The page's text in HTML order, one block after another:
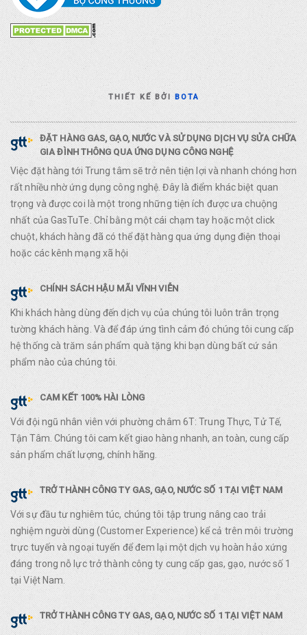
THIẾT KẾ BỞIBOTA
ĐẶT HÀNG GAS, GẠO, NƯỚC VÀ SỬ DỤNG DỊCH VỤ SỬA CHỮA
GIA ĐÌNH THÔNG QUA ỨNG DỤNG CÔNG NGHỆ
Việc đặt hàng tới Trung tâm sẽ trở nên tiện lợi và nhanh chóng hơn
rất nhiều nhờ ứng dụng công nghệ. Đây là điểm khác biệt quan
trọng và được coi là một trong những tiện ích được ưa chuộng
nhất của GasTuTe. Chỉ bằng một cái chạm tay hoặc một click
chuột, khách hàng đã có thể đặt hàng qua ứng dụng điện thoại
hoặc các kênh mạng xã hội
CHÍNH SÁCH HẬU MÃI VĨNH VIỄN
Khi khách hàng dùng đến dịch vụ của chúng tôi luôn trân trọng
tường khách hàng. Và để đáp ứng tình cảm đó chúng tôi cung cấp
hệ thống cà trăm sản phẩm quà tặng khi bạn dùng bất cứ sản
phẩm nào của chúng tôi.
CAM KẾT 100% HÀI LÒNG
Với đội ngũ nhân viên với phường châm 6T: Trung Thực, Tử Tế,
Tận Tâm. Chúng tôi cam kết giao hàng nhanh, an toàn, cung cấp
sản phẩm chất lượng, chính hãng.
TRỞ THÀNH CÔNG TY GAS, GẠO, NƯỚC SỐ 1 TẠI VIỆT NAM
Với sự đầu tư nghiêm túc, chúng tôi tập trung nâng cao trải
nghiệm người dùng (Customer Experience) kể cả trên môi trường
trực tuyến và ngoại tuyến để đem lại một dịch vụ hoàn hảo xứng
đáng trong nỗ lực trở thành công ty cung cấp gas, gạo, nước số 1
tại Việt Nam.
TRỞ THÀNH CÔNG TY GAS, GẠO, NƯỚC SỐ 1 TẠI VIỆT NAM